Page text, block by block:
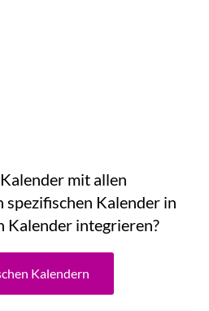
mit allen
spezifischen Kalender in
Kalender integrieren?
Kalendern